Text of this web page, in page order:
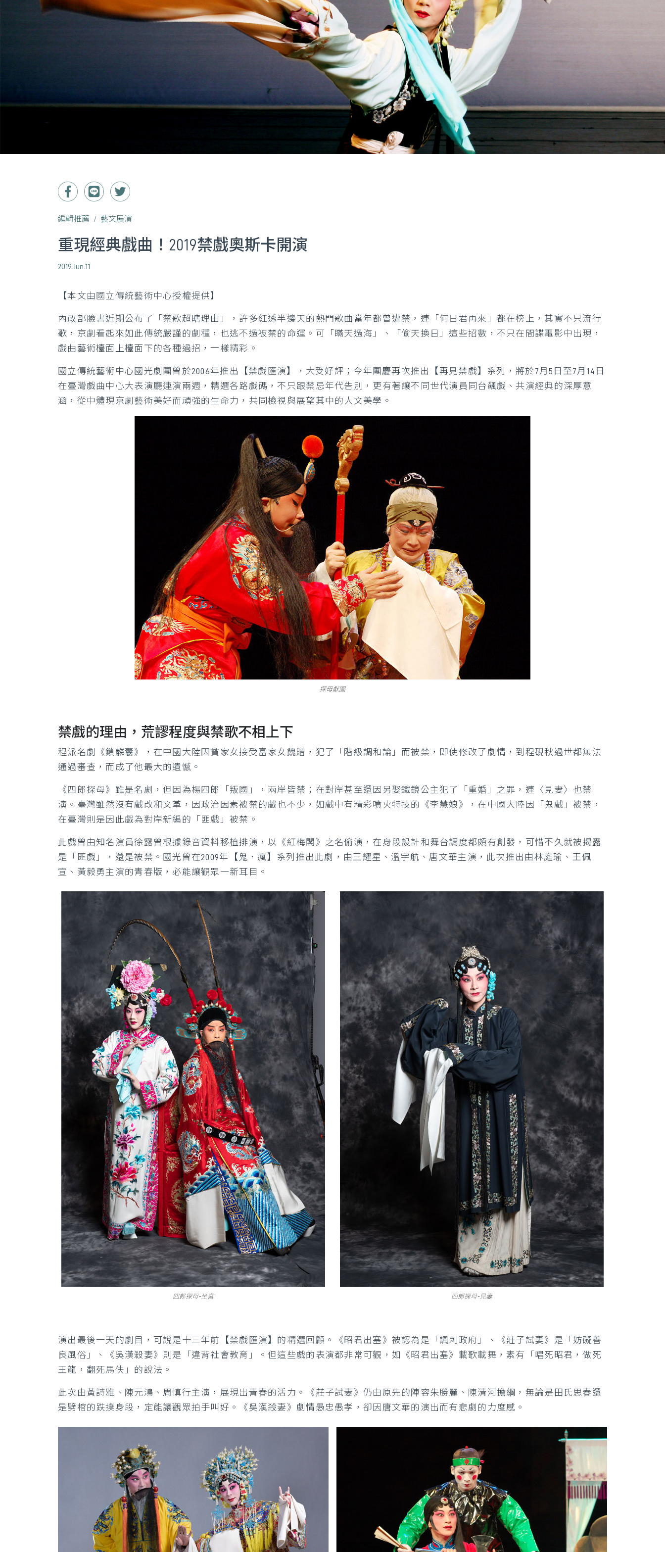
編輯推薦 藝文展演
重現經典戲曲！2019禁戲奧斯卡開演
2019.Jun.11
【本文由國立傳統藝術中心授權提供】
內政部臉書近期公布了「禁歌超瞎理由」，許多紅透半邊天的熱門歌曲當年都曾遭禁，連「何日君再來」都在榜上，其實不只流行
歌，京劇看起來如此傳統嚴謹的劇種，也逃不過被禁的命運。可「瞞天過海」、「偷天換日」這些招數，不只在間諜電影中出現，
戲曲藝術檯面上檯面下的各種過招，一樣精彩。
國立傳統藝術中心國光劇團曾於2006年推出【禁戲匯演】，大受好評；今年團慶再次推出【再見禁戲】系列，將於7月5日至7月14日
在臺灣戲曲中心大表演廳連演兩週，精選各路戲碼，不只跟禁忌年代告別，更有著讓不同世代演員同台飆戲、共演經典的深厚意
涵，從中體現京劇藝術美好而頑強的生命力，共同檢視與展望其中的人文美學。
探母獻圖
禁戲的理由，荒謬程度與禁歌不相上下
程派名劇《鎖麟囊》，在中國大陸因貧家女接受富家女餽贈，犯了「階級調和論」而被禁，即使修改了劇情，到程硯秋過世都無法
通過審查，而成了他最大的遺憾。
《四郎探母》雖是名劇，但因為楊四郎「叛國」，兩岸皆禁；在對岸甚至還因另娶鐵鏡公主犯了「重婚」之罪，連〈見妻〉也禁
演。臺灣雖然沒有戲改和文革，因政治因素被禁的戲也不少，如戲中有精彩噴火特技的《李慧娘》，在中國大陸因「鬼戲」被禁，
在臺灣則是因此戲為對岸新編的「匪戲」被禁。
此戲曾由知名演員徐露曾根據錄音資料移植排演，以《紅梅閣》之名偷演，在身段設計和舞台調度都頗有創發，可惜不久就被揭露
是「匪戲」，還是被禁。國光曾在2009年【鬼．瘋】系列推出此劇，由王耀星、溫宇航、唐文華主演，此次推出由林庭瑜、王佩
宣、黃毅勇主演的青春版，必能讓觀眾一新耳目。
四郎探母-坐宮 四郎探母-見妻
演出最後一天的劇目，可說是十三年前【禁戲匯演】的精選回顧。《昭君出塞》被認為是「諷刺政府」、《莊子試妻》是「妨礙善
良風俗」、《吳漢殺妻》則是「違背社會教育」。但這些戲的表演都非常可觀，如《昭君出塞》載歌載舞，素有「唱死昭君，做死
王龍，翻死馬伕」的說法。
此次由黃詩雅、陳元鴻、周慎行主演，展現出青春的活力。《莊子試妻》仍由原先的陣容朱勝麗、陳清河擔綱，無論是田氏思春還
是劈棺的跌撲身段，定能讓觀眾拍手叫好。《吳漢殺妻》劇情愚忠愚孝，卻因唐文華的演出而有悲劇的力度感。